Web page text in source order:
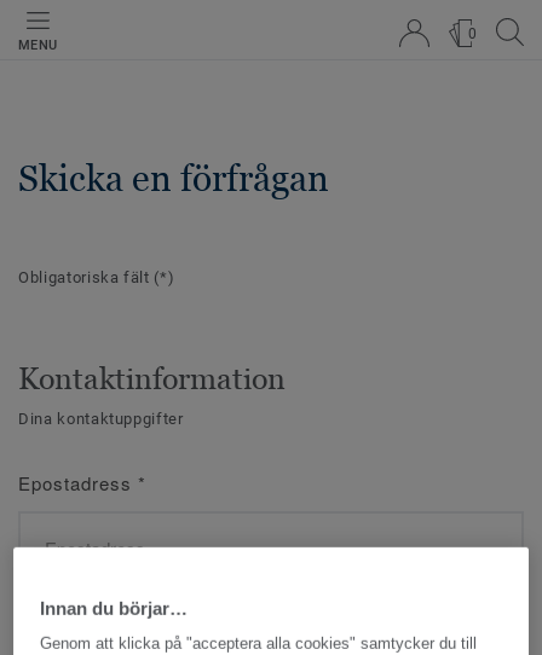
MENU
0
Skicka en förfrågan
Obligatoriska fält (*)
Kontaktinformation
Dina kontaktuppgifter
Epostadress *
Namn*
Innan du börjar…
Genom att klicka på "acceptera alla cookies" samtycker du till